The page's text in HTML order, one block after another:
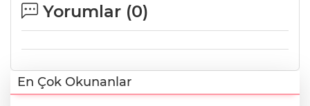
Yorumlar (0)
En Çok Okunanlar